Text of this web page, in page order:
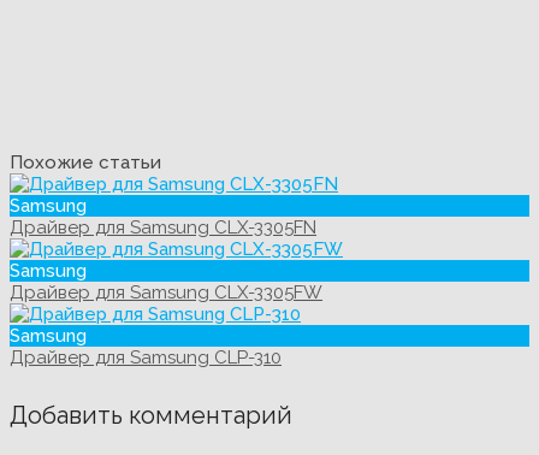
Похожие статьи
Samsung
Драйвер для Samsung CLX-3305FN
Samsung
Драйвер для Samsung CLX-3305FW
Samsung
Драйвер для Samsung CLP-310
Добавить комментарий